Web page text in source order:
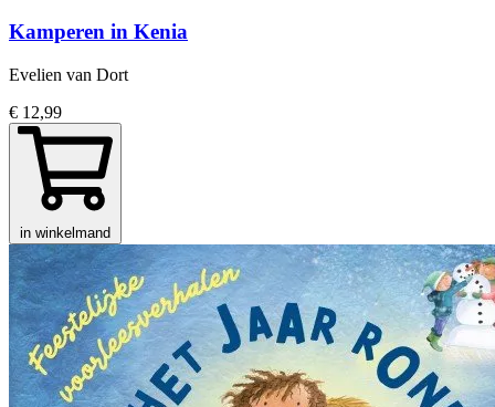
Kamperen in Kenia
Evelien van Dort
€ 12,99
in winkelmand